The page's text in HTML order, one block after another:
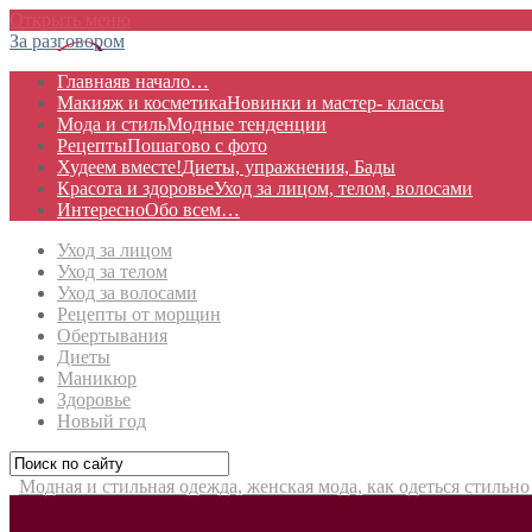
За разговором
Главнаяв начало…
Макияж и косметикаНовинки и мастер- классы
Мода и стильМодные тенденции
РецептыПошагово с фото
Худеем вместе!Диеты, упражнения, Бады
Красота и здоровьеУход за лицом, телом, волосами
ИнтересноОбо всем…
Уход за лицом
Уход за телом
Уход за волосами
Рецепты от морщин
Обертывания
Диеты
Маникюр
Здоровье
Новый год
Модная и стильная одежда, женская мода, как одеться